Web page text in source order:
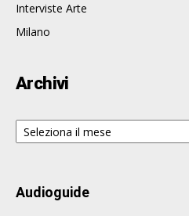
Interviste Arte
Milano
Archivi
Archivi
Audioguide